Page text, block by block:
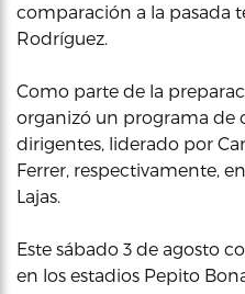
comparación a la pasada
Rodríguez.
Como parte de la
organizó un programa de
dirigentes, liderado por
Ferrer, respectivamente,
Lajas.
Este sábado 3 de agosto
en los estadios Pepito